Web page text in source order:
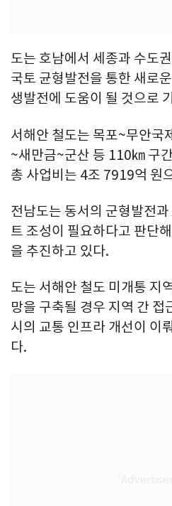
도는 호남에서 세종과 수도
국토 균형발전을 통한 새로
생발전에 도움이 될 것으로
서해안 철도는 목포~무안국
~새만금~군산 등 110㎞ 구
총 사업비는 4조 7919억 원
전남도는 동서의 군형발전
트 조성이 필요하다고 판단
을 추진하고 있다.
도는 서해안 철도 미개통 지
망을 구축될 경우 지역 간 접
시의 교통 인프라 개선이 이
다.